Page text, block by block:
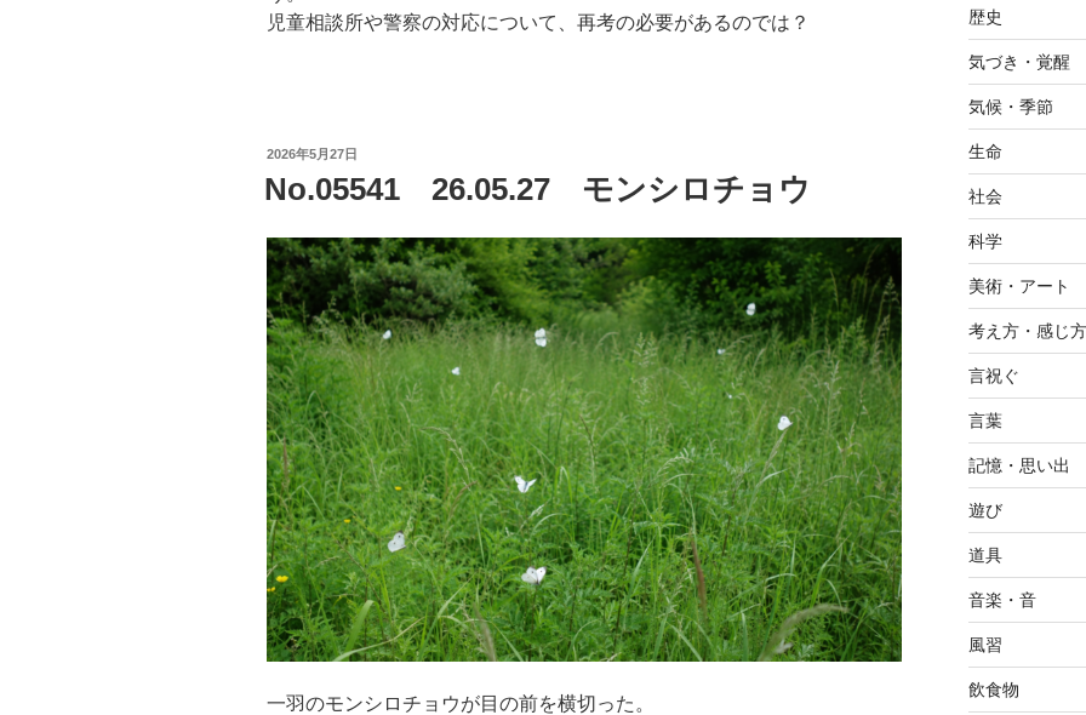
児童相談所や警察の対応について、再考の必要があるのでは？
投
日:
2026年5月27日
No.05541 26.05.27 モンシロチョウ
一羽のモンシロチョウが目の前を横切った。
歴史
気づき・覚醒
気候・季節
生命
社会
科学
美術・アート
考え方・感じ方
言祝ぐ
言葉
記憶・思い出
遊び
道具
音楽・音
風習
飲食物